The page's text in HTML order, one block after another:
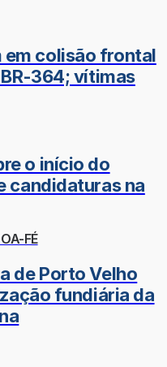
em colisão frontal
364; vítimas
o início do
candidaturas na
FÉ
de Porto Velho
fundiária da